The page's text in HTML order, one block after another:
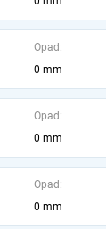
Opad:
0 mm
Opad:
0 mm
Opad:
0 mm